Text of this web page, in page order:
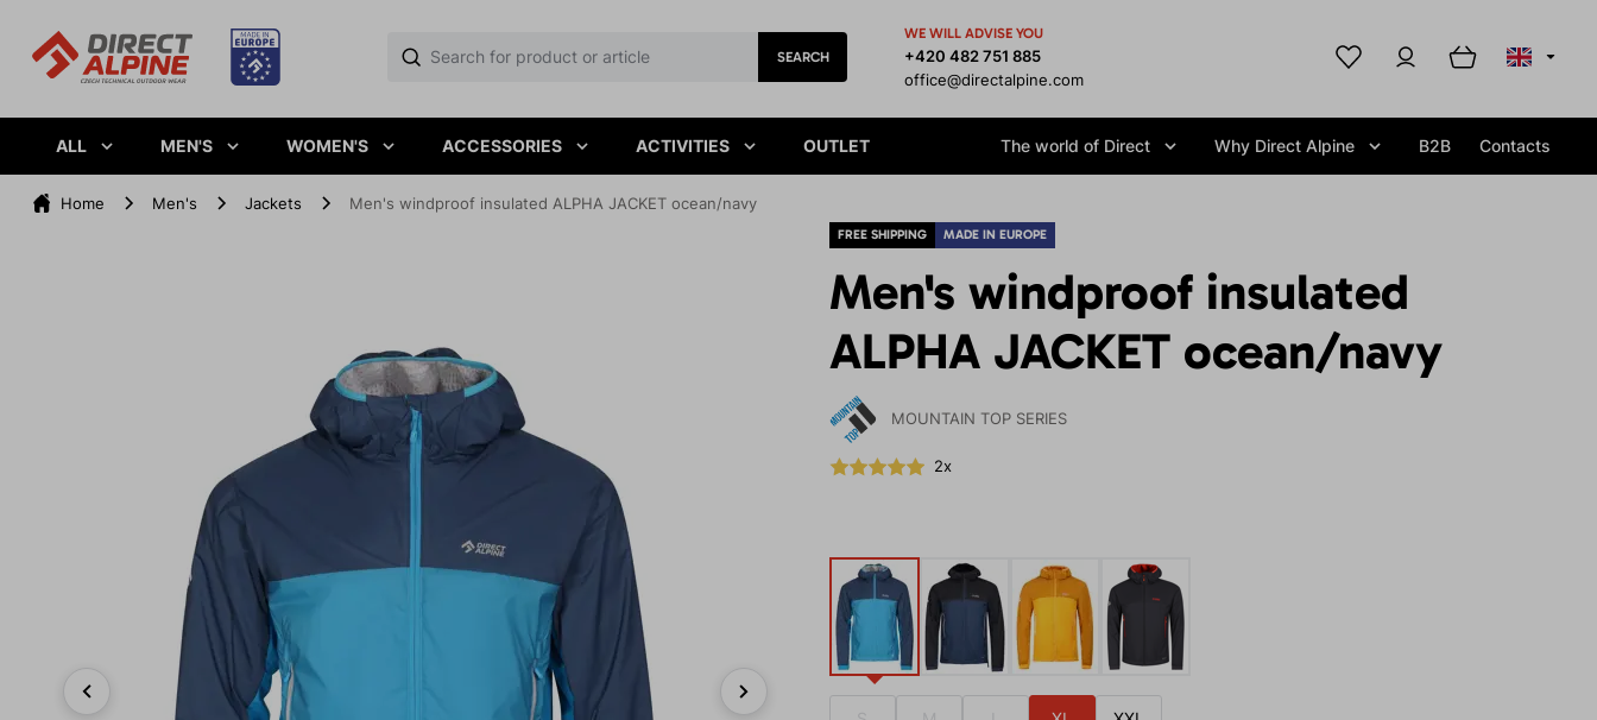
SEARCH
WE WILL ADVISE YOU
+420 482 751 885
office@directalpine.com
ALL MEN'S WOMEN'S ACCESSORIES ACTIVITIES OUTLET The world of Direct Why Direct Alpine B2B Contacts
Home Men's Jackets Men's windproof insulated ALPHA JACKET ocean/navy
FREE SHIPPING MADE IN EUROPE
Men's windproof insulated
ALPHA JACKET ocean/navy
MOUNTAIN TOP SERIES
2x